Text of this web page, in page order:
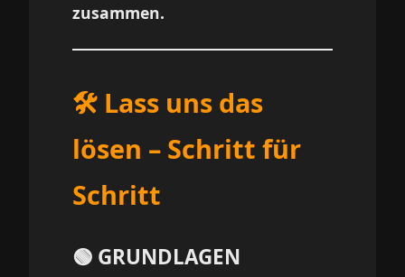
zusammen.
🛠️ Lass uns das
lösen – Schritt für
Schritt
🟢 GRUNDLAGEN